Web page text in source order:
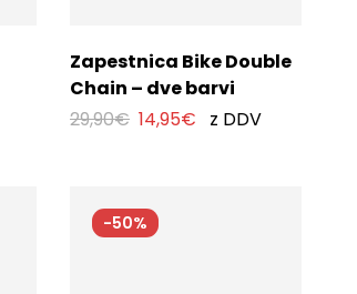
Zapestnica Bike Double
Chain – dve barvi
29,90€ 14,95€ z DDV
-50%